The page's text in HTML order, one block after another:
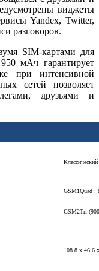
виджеты
Yandex, Twitter,
разговоров.
SIM-картами для
мАч гарантирует
при интенсивной
сетей позволяет
друзьями и
Классический
GSM1Quad :
GSM2Tri
108.8 x 46.6